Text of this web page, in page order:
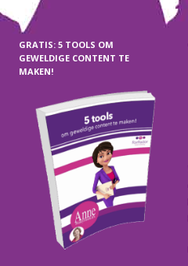
GRATIS: 5 TOOLS OM
GEWELDIGE CONTENT TE
MAKEN!